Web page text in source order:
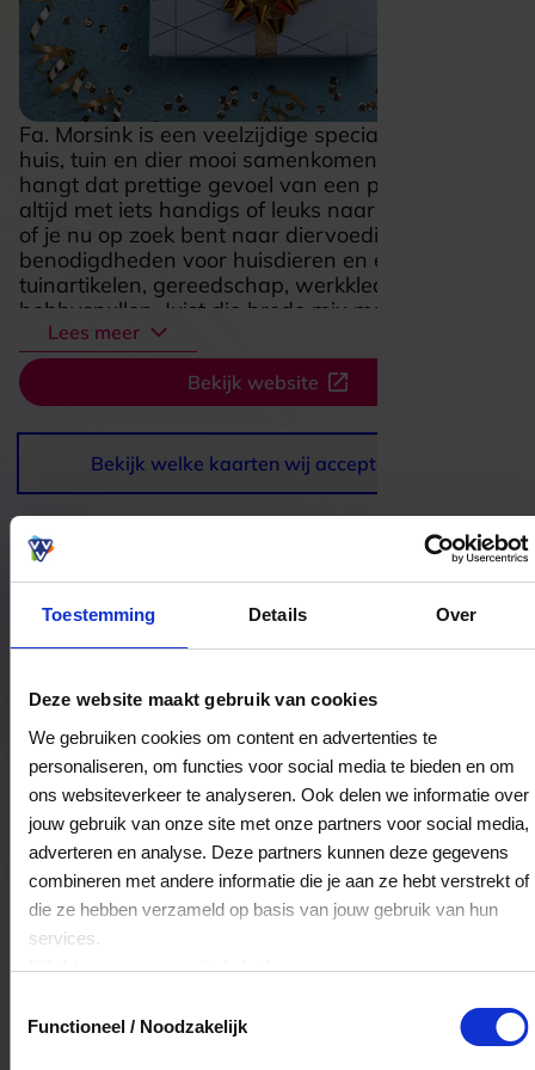
Toestemming Details Over
Deze website maakt gebruik van cookies
We gebruiken cookies om content en advertenties te
personaliseren, om functies voor social media te bieden en om
ons websiteverkeer te analyseren. Ook delen we informatie over
jouw gebruik van onze site met onze partners voor social media,
adverteren en analyse. Deze partners kunnen deze gegevens
combineren met andere informatie die je aan ze hebt verstrekt of
die ze hebben verzameld op basis van jouw gebruik van hun
services.
Klikhiervoor ons cookiebeleid.
Functioneel / Noodzakelijk
Fa. Morsink is een veelzijdige speciaalzaak waar
huis, tuin en dier mooi samenkomen. In de winkel
hangt dat prettige gevoel van een plek waar je
altijd met iets handigs of leuks naar buiten loopt,
of je nu op zoek bent naar diervoeding,
benodigdheden voor huisdieren en erfdieren,
tuinartikelen, gereedschap, werkkleding of
hobbyspullen. Juist die brede mix maakt deze
zaak aantrekkelijk: praktisch, persoonlijk en vol
producten waar je echt iets aan hebt. Ook voor
seizoensartikelen en feestelijke extra’s is dit zo’n
adres waar altijd wat te ontdekken valt. Fa.
Morsink voelt als een vertrouwde dorpswinkel
met een verrassend compleet aanbod en een
nuchtere sfeer waarin je snel vindt wat je nodig
hebt.
Lees meer
Bekijk website
Bekijk welke kaarten wij accepteren
Bestedingslocaties
Fa. Morsink
Wemenstraat 6-8
7551EX Hengelo
Veelgestelde Vragen
Ja, je mag het saldo van je VVV